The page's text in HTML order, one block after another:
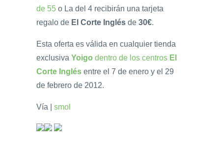
de 55 o La del 4 recibirán una tarjeta
regalo de El Corte Inglés de 30€.
Esta oferta es válida en cualquier tienda
exclusiva Yoigo dentro de los centros El
Corte Inglés entre el 7 de enero y el 29
de febrero de 2012.
Vía | smol